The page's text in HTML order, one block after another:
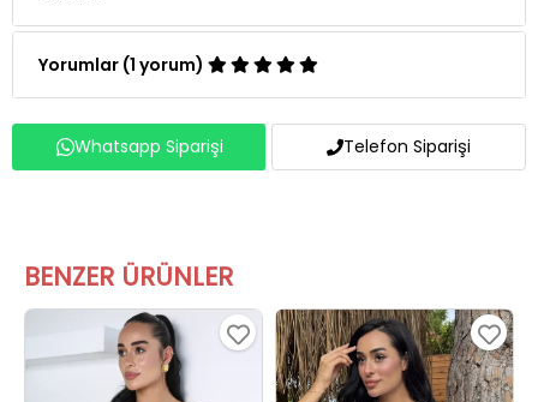
Yorumlar (1 yorum)
Whatsapp Siparişi Telefon Siparişi
BENZER ÜRÜNLER